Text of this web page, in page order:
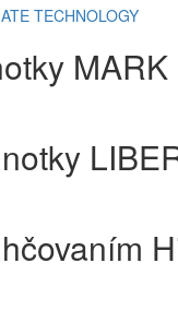
TECHNOLOGY